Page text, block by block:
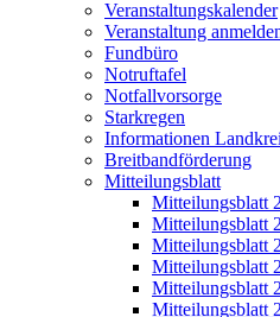
Veranstaltungskalender
Veranstaltung
Fundbüro
Notruftafel
Notfallvorsorge
Starkregen
Informationen
Breitbandförderung
Mitteilungsblatt
Mitteilungsblatt
Mitteilungsblatt
Mitteilungsblatt
Mitteilungsblatt
Mitteilungsblatt
Mitteilungsblatt